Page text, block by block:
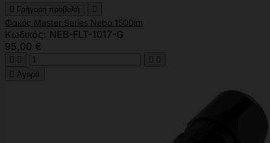
 Γρήγορη προβολή 
Φακός Master Series Nebo 1500lm
Κωδικός: NEB-FLT-1017-G
95,00 €
   
 Αγορά